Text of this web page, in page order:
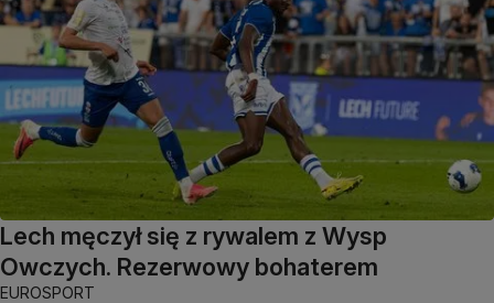
Lech męczył się z rywalem z Wysp
Owczych. Rezerwowy bohaterem
EUROSPORT